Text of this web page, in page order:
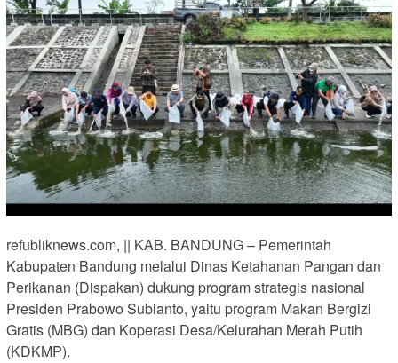
refubliknews.com, || KAB. BANDUNG – Pemerintah
Kabupaten Bandung melalui Dinas Ketahanan Pangan dan
Perikanan (Dispakan) dukung program strategis nasional
Presiden Prabowo Subianto, yaitu program Makan Bergizi
Gratis (MBG) dan Koperasi Desa/Kelurahan Merah Putih
(KDKMP).